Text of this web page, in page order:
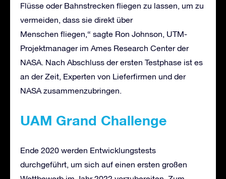
Flüsse oder Bahnstrecken fliegen zu lassen, um zu
vermeiden, dass sie direkt über
Menschen fliegen,“ sagte Ron Johnson, UTM-
Projektmanager im Ames Research Center der
NASA. Nach Abschluss der ersten Testphase ist es
an der Zeit, Experten von Lieferfirmen und der
NASA zusammenzubringen.
UAM Grand Challenge
Ende 2020 werden Entwicklungstests
durchgeführt, um sich auf einen ersten großen